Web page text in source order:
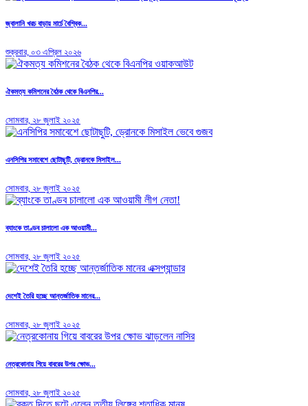
জ্বালানি খরচ বাড়ায় মার্চে বৈশ্বিক...
শুক্রবার, ০৩ এপ্রিল ২০২৬
ঐকমত্য কমিশনের বৈঠক থেকে বিএনপির...
সোমবার, ২৮ জুলাই ২০২৫
এনসিপির সমাবেশে ছোটাছুটি, ড্রোনকে মিসাইল...
সোমবার, ২৮ জুলাই ২০২৫
ব্যাংকে তাণ্ডব চালালো এক আওয়ামী...
সোমবার, ২৮ জুলাই ২০২৫
দেশেই তৈরি হচ্ছে আন্তর্জাতিক মানের...
সোমবার, ২৮ জুলাই ২০২৫
নেত্রকোনায় গিয়ে বাবরের উপর ক্ষোভ...
সোমবার, ২৮ জুলাই ২০২৫